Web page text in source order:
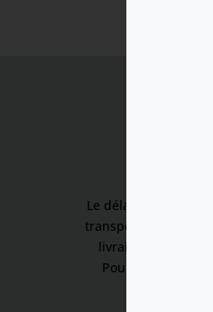
Le délais de
transport aller-retour
livraison seront
Pour plus